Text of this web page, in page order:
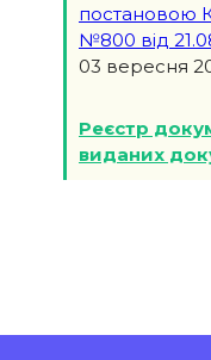
постановою
№800 від
03 вересня
Реєстр
виданих